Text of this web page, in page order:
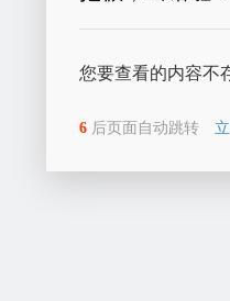
您要查看的内容不
6 后页面自动跳转